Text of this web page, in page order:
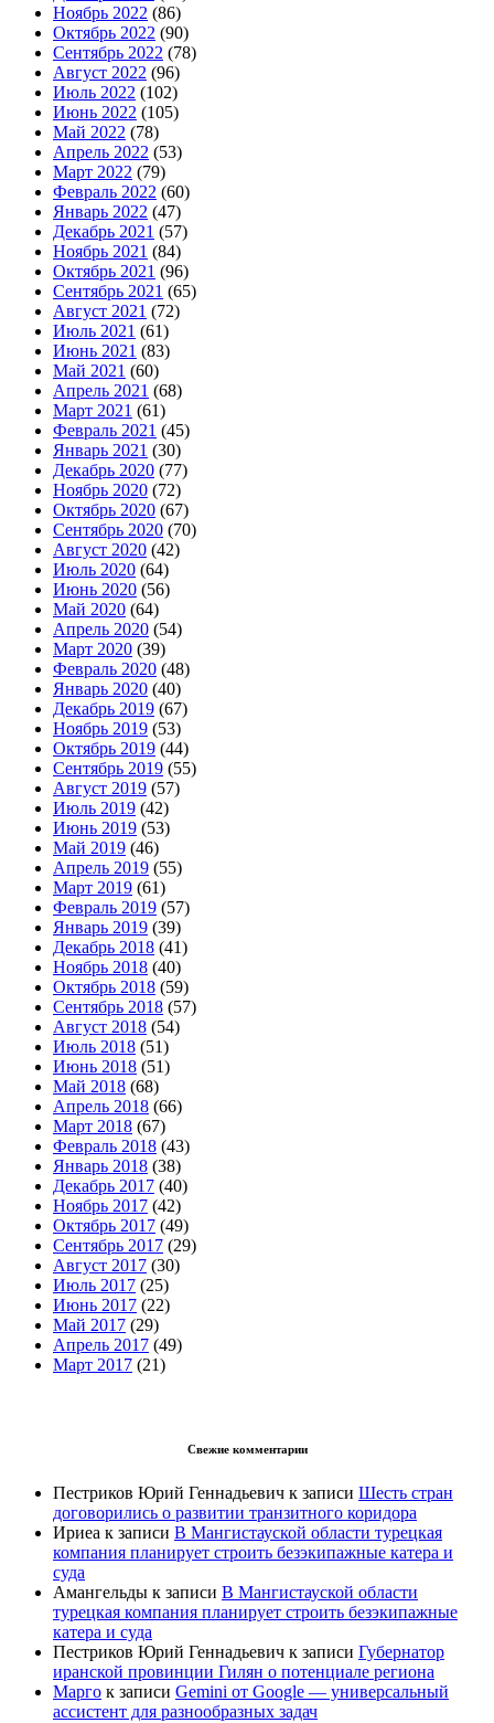
Ноябрь 2022 (86)
Октябрь 2022 (90)
Сентябрь 2022 (78)
Август 2022 (96)
Июль 2022 (102)
Июнь 2022 (105)
Май 2022 (78)
Апрель 2022 (53)
Март 2022 (79)
Февраль 2022 (60)
Январь 2022 (47)
Декабрь 2021 (57)
Ноябрь 2021 (84)
Октябрь 2021 (96)
Сентябрь 2021 (65)
Август 2021 (72)
Июль 2021 (61)
Июнь 2021 (83)
Май 2021 (60)
Апрель 2021 (68)
Март 2021 (61)
Февраль 2021 (45)
Январь 2021 (30)
Декабрь 2020 (77)
Ноябрь 2020 (72)
Октябрь 2020 (67)
Сентябрь 2020 (70)
Август 2020 (42)
Июль 2020 (64)
Июнь 2020 (56)
Май 2020 (64)
Апрель 2020 (54)
Март 2020 (39)
Февраль 2020 (48)
Январь 2020 (40)
Декабрь 2019 (67)
Ноябрь 2019 (53)
Октябрь 2019 (44)
Сентябрь 2019 (55)
Август 2019 (57)
Июль 2019 (42)
Июнь 2019 (53)
Май 2019 (46)
Апрель 2019 (55)
Март 2019 (61)
Февраль 2019 (57)
Январь 2019 (39)
Декабрь 2018 (41)
Ноябрь 2018 (40)
Октябрь 2018 (59)
Сентябрь 2018 (57)
Август 2018 (54)
Июль 2018 (51)
Июнь 2018 (51)
Май 2018 (68)
Апрель 2018 (66)
Март 2018 (67)
Февраль 2018 (43)
Январь 2018 (38)
Декабрь 2017 (40)
Ноябрь 2017 (42)
Октябрь 2017 (49)
Сентябрь 2017 (29)
Август 2017 (30)
Июль 2017 (25)
Июнь 2017 (22)
Май 2017 (29)
Апрель 2017 (49)
Март 2017 (21)
Свежие комментарии
Пестриков Юрий Геннадьевич к записи Шесть стран
договорились о развитии транзитного коридора
Ириеа к записи В Мангистауской области турецкая
компания планирует строить безэкипажные катера и
суда
Амангельды к записи В Мангистауской области
турецкая компания планирует строить безэкипажные
катера и суда
Пестриков Юрий Геннадьевич к записи Губернатор
иранской провинции Гилян о потенциале региона
Марго к записи Gemini от Google — универсальный
ассистент для разнообразных задач